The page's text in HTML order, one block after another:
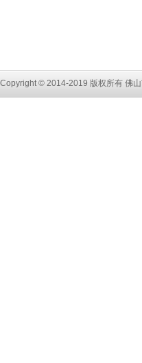
Copyright © 2014-2019 版权所有 佛